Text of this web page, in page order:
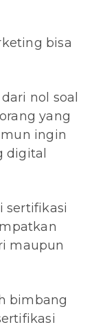
bisa
nol soal
yang
ingin
digital
sertifikasi
maupun
bimbang